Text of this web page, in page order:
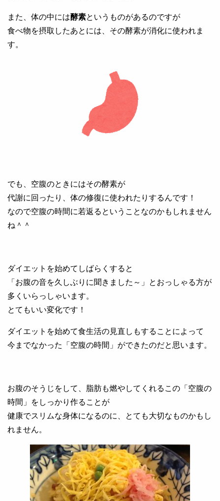
また、体の中には酵素というものがあるのですが
食べ物を摂取したあとには、その酵素が消化に使われま
す。
でも、空腹のときにはその酵素が
代謝に回ったり、体の修復に使われたりするんです！
なので空腹の時間に若返るということなのかもしれません
ね＾＾
ダイエットを始めてしばらくすると
「お腹の音を久しぶりに聞きました～」とおっしゃる方が
多くいらっしゃいます。
とてもいい変化です！
ダイエットを始めて食生活の見直しもすることによって
今までなかった「空腹の時間」ができたのだと思います。
お腹のそうじをして、脂肪も燃やしてくれるこの「空腹の
時間」をしっかり作ることが
健康でスリムな身体になるのに、とても大切なものかもし
れません。